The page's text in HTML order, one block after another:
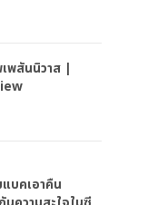
พสันนิวาส |
บคเอาคืน